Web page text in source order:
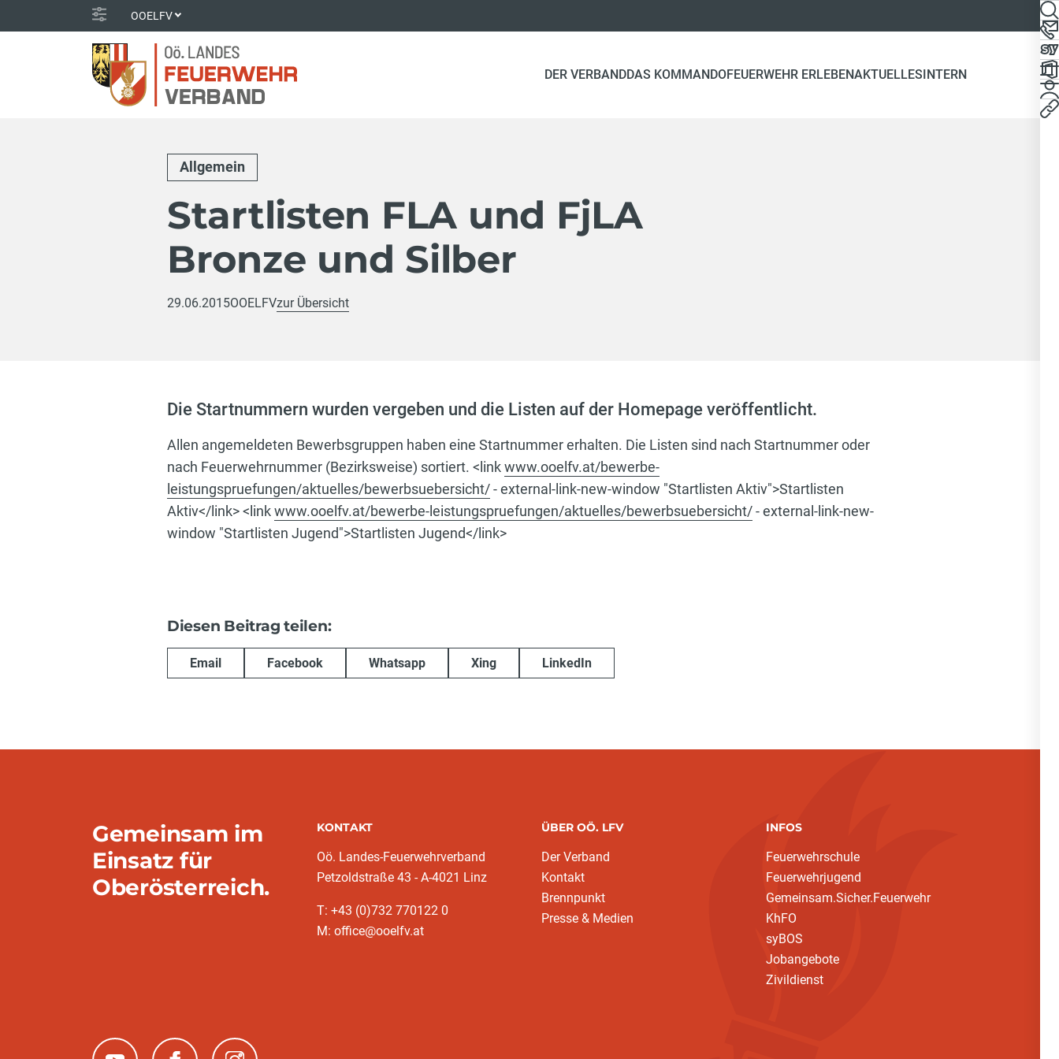
OOELFV
DER VERBANDDAS KOMMANDOFEUERWEHR ERLEBENAKTUELLESINTERN
Allgemein
Startlisten FLA und FjLA
Bronze und Silber
29.06.2015OOELFVzur Übersicht
Die Startnummern wurden vergeben und die Listen auf der Homepage veröffentlicht.
Allen angemeldeten Bewerbsgruppen haben eine Startnummer erhalten. Die Listen sind nach Startnummer oder
nach Feuerwehrnummer (Bezirksweise) sortiert. <linkwww.ooelfv.at/bewerbe-
leistungspruefungen/aktuelles/bewerbsuebersicht/- external-link-new-window "Startlisten Aktiv">Startlisten
Aktiv</link> <linkwww.ooelfv.at/bewerbe-leistungspruefungen/aktuelles/bewerbsuebersicht/- external-link-new-
window "Startlisten Jugend">Startlisten Jugend</link>
Diesen Beitrag teilen:
Email Facebook Whatsapp Xing LinkedIn
Gemeinsam im
Einsatz für
Oberösterreich.
KONTAKT
Oö. Landes-Feuerwehrverband
Petzoldstraße 43 - A-4021 Linz
T: +43 (0)732 770122 0
M: office@ooelfv.at
ÜBER OÖ. LFV
Der Verband
Kontakt
Brennpunkt
Presse & Medien
INFOS
Feuerwehrschule
Feuerwehrjugend
Gemeinsam.Sicher.Feuerwehr
KhFO
syBOS
Jobangebote
Zivildienst